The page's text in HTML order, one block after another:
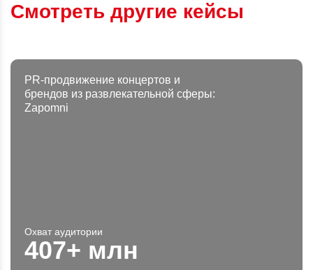
Смотреть другие кейсы
PR-продвижение концертов и
брендов из развлекательной сферы:
Zapomni
Охват аудитории
407+ млн